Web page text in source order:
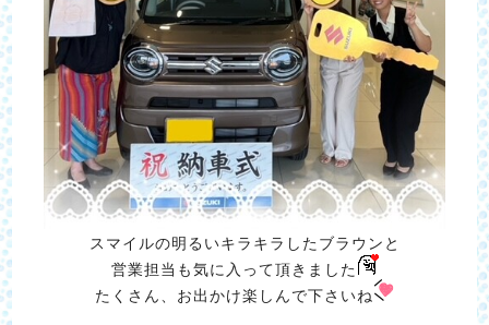
スマイルの明るいキラキラしたブラウンと
営業担当も気に入って頂きました
たくさん、お出かけ楽しんで下さいね